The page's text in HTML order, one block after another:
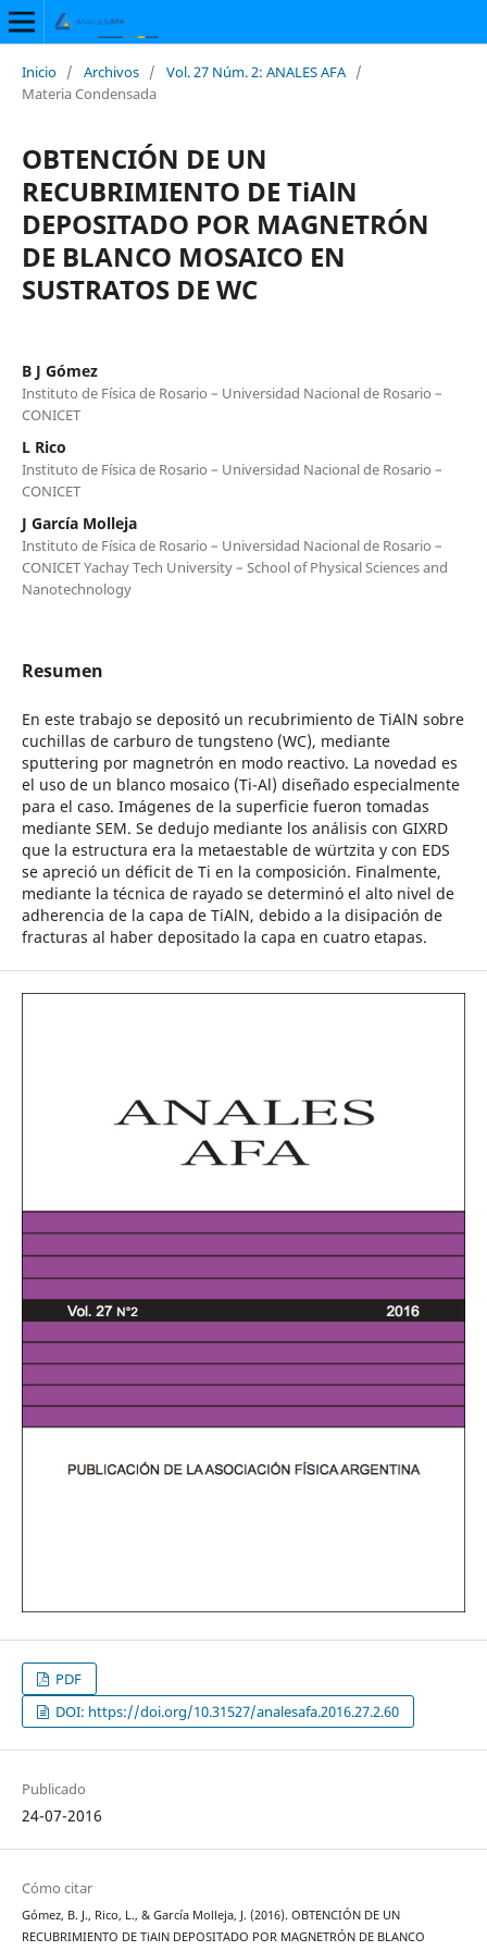
Inicio / Archivos / Vol. 27 Núm. 2: ANALES AFA /
Materia Condensada
OBTENCIÓN DE UN
RECUBRIMIENTO DE TiAlN
DEPOSITADO POR MAGNETRÓN
DE BLANCO MOSAICO EN
SUSTRATOS DE WC
B J Gómez
Instituto de Física de Rosario – Universidad Nacional de Rosario –
CONICET
L Rico
Instituto de Física de Rosario – Universidad Nacional de Rosario –
CONICET
J García Molleja
Instituto de Física de Rosario – Universidad Nacional de Rosario –
CONICET Yachay Tech University – School of Physical Sciences and
Nanotechnology
Resumen
En este trabajo se depositó un recubrimiento de TiAlN sobre
cuchillas de carburo de tungsteno (WC), mediante
sputtering por magnetrón en modo reactivo. La novedad es
el uso de un blanco mosaico (Ti-Al) diseñado especialmente
para el caso. Imágenes de la superficie fueron tomadas
mediante SEM. Se dedujo mediante los análisis con GIXRD
que la estructura era la metaestable de würtzita y con EDS
se apreció un déficit de Ti en la composición. Finalmente,
mediante la técnica de rayado se determinó el alto nivel de
adherencia de la capa de TiAlN, debido a la disipación de
fracturas al haber depositado la capa en cuatro etapas.
PDF
DOI: https://doi.org/10.31527/analesafa.2016.27.2.60
Publicado
24-07-2016
Cómo citar
Gómez, B. J., Rico, L., & García Molleja, J. (2016). OBTENCIÓN DE UN
RECUBRIMIENTO DE TiAlN DEPOSITADO POR MAGNETRÓN DE BLANCO